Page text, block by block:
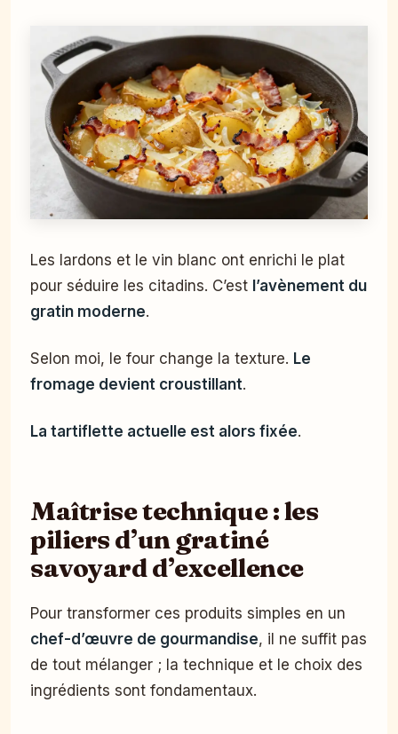
Les lardons et le vin blanc ont enrichi le plat
pour séduire les citadins. C’est l’avènement du
gratin moderne.
Selon moi, le four change la texture. Le
fromage devient croustillant.
La tartiflette actuelle est alors fixée.
Maîtrise technique : les
piliers d’un gratiné
savoyard d’excellence
Pour transformer ces produits simples en un
chef-d’œuvre de gourmandise, il ne suffit pas
de tout mélanger ; la technique et le choix des
ingrédients sont fondamentaux.